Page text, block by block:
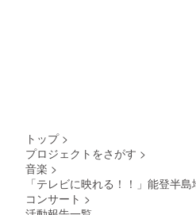
トップ >
プロジェクトをさがす >
音楽 >
「テレビに映れる！！」能登半
コンサート >